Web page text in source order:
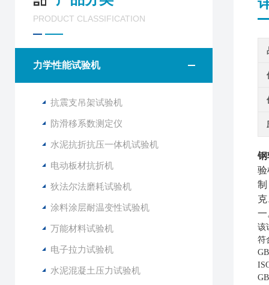
PRODUCT CLASSIFICATION
力学性能试验机
抗震支吊架试验机
防滑移系数测定仪
水泥抗折抗压一体机试验机
电动板材抗折机
狄法尔法磨耗试验机
涂料涂层耐温变性试验机
万能材料试验机
电子拉力试验机
水泥混凝土压力试验机
钢
验
制
一
该
符